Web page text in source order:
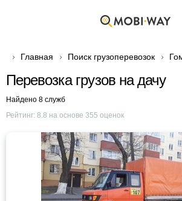
Главная Поиск грузоперевозок
Перевозка грузов на дачу
Найдено 8 служб
Рейтинг: 8.8 на основе 355 оценок